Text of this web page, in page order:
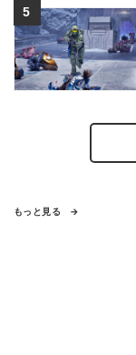
もっと見る